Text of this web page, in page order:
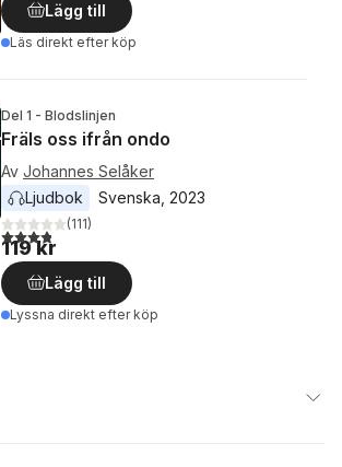
Lägg till
Läs direkt efter köp
Del 1 - Blodslinjen
Fräls oss ifrån ondo
Av Johannes Selåker
Ljudbok
Svenska 2023
3,8utav 5 stjärnor. Totalt antal röster:
(111)
119 kr
Lägg till
Lyssna direkt efter köp